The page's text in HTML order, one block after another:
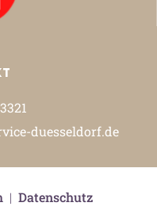
duesseldorf.de
| Datenschutz